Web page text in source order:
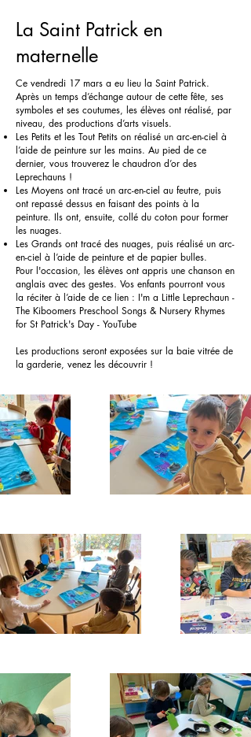
La Saint Patrick en
maternelle
Ce vendredi 17 mars a eu lieu la Saint Patrick.
Après un temps d’échange autour de cette fête, ses
symboles et ses coutumes, les élèves ont réalisé, par
niveau, des productions d’arts visuels.
Les Petits et les Tout Petits on réalisé un arc-en-ciel à
l’aide de peinture sur les mains. Au pied de ce
dernier, vous trouverez le chaudron d’or des
Leprechauns !
Les Moyens ont tracé un arc-en-ciel au feutre, puis
ont repassé dessus en faisant des points à la
peinture. Ils ont, ensuite, collé du coton pour former
les nuages.
Les Grands ont tracé des nuages, puis réalisé un arc-
en-ciel à l’aide de peinture et de papier bulles.
Pour l'occasion, les élèves ont appris une chanson en
anglais avec des gestes. Vos enfants pourront vous
la réciter à l’aide de ce lien : I'm a Little Leprechaun -
The Kiboomers Preschool Songs & Nursery Rhymes
for St Patrick's Day - YouTube
Les productions seront exposées sur la baie vitrée de
la garderie, venez les découvrir !